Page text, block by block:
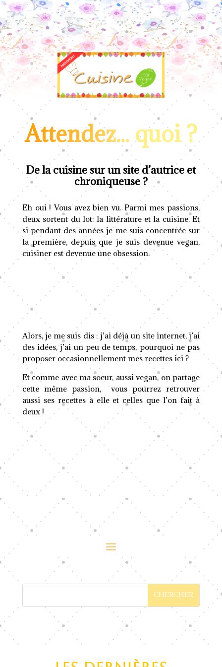
Attendez... quoi ?
De la cuisine sur un site d’autrice et
chroniqueuse ?
Eh oui ! Vous avez bien vu. Parmi mes passions,
deux sortent du lot: la littérature et la cuisine. Et
si pendant des années je me suis concentrée sur
la première, depuis que je suis devenue vegan,
cuisiner est devenue une obsession.
Alors, je me suis dis : j’ai déjà un site internet, j’ai
des idées, j’ai un peu de temps, pourquoi ne pas
proposer occasionnellement mes recettes ici ?
Et comme avec ma soeur, aussi vegan, on partage
cette même passion, vous pourrez retrouver
aussi ses recettes à elle et celles que l’on fait à
deux !